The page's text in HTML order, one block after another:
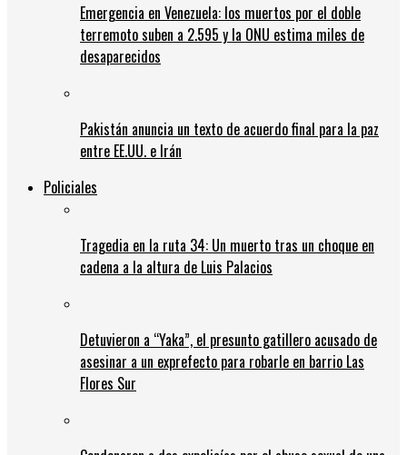
Emergencia en Venezuela: los muertos por el doble
terremoto suben a 2.595 y la ONU estima miles de
desaparecidos
Pakistán anuncia un texto de acuerdo final para la paz
entre EE.UU. e Irán
Policiales
Tragedia en la ruta 34: Un muerto tras un choque en
cadena a la altura de Luis Palacios
Detuvieron a “Yaka”, el presunto gatillero acusado de
asesinar a un exprefecto para robarle en barrio Las
Flores Sur